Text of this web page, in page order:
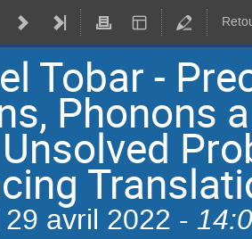
Tobar -
Phonons
avril 2022 -